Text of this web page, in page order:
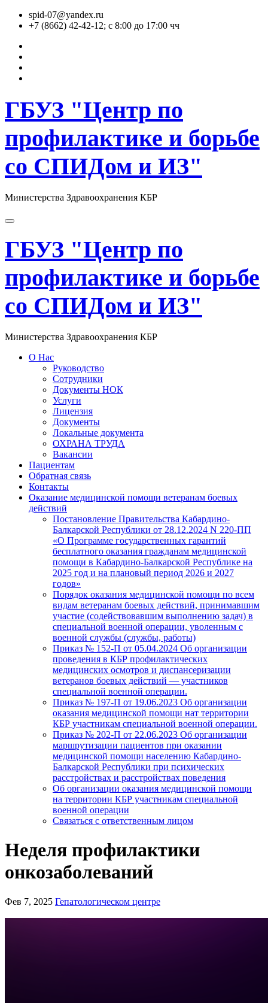
Перейтиspid-07@yandex.ru
+7 (8662) 42-42-12; с 8:00 до 17:00 чч
ГБУЗ "Центр по
профилактике и борьбе
со СПИДом и ИЗ"
Министерства Здравоохранения КБР
ГБУЗ "Центр по
профилактике и борьбе
со СПИДом и ИЗ"
Министерства Здравоохранения КБР
О Нас
Руководство
Сотрудники
Документы НОК
Услуги
Лицензия
Документы
Локальные документа
ОХРАНА ТРУДА
Вакансии
Пациентам
Обратная связь
Контакты
Оказание медицинской помощи ветеранам боевых
действий
Постановление Правительства Кабардино-
Балкарской Республики от 28.12.2024 N 220-ПП
«О Программе государственных гарантий
бесплатного оказания гражданам медицинской
помощи в Кабардино-Балкарской Республике на
2025 год и на плановый период 2026 и 2027
годов»
Порядок оказания медицинской помощи по всем
видам ветеранам боевых действий, принимавшим
участие (содействовавшим выполнению задач) в
специальной военной операции, уволенным с
военной службы (службы, работы)
Приказ № 152-П от 05.04.2024 Об организации
проведения в КБР профилактических
медицинских осмотров и диспансеризации
ветеранов боевых действий — участников
специальной военной операции.
Приказ № 197-П от 19.06.2023 Об организации
оказания медицинской помощи нат территории
КБР участникам специальной военной операции.
Приказ № 202-П от 22.06.2023 Об организации
маршрутизации пациентов при оказании
медицинской помощи населению Кабардино-
Балкарской Республики при психических
расстройствах и расстройствах поведения
Об организации оказания медицинской помощи
на территории КБР участникам специальной
военной операции
Связаться с ответственным лицом
Неделя профилактики
онкозаболеваний
Фев 7, 2025 Гепатологическом центре